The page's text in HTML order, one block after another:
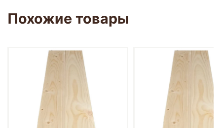
Похожие товары